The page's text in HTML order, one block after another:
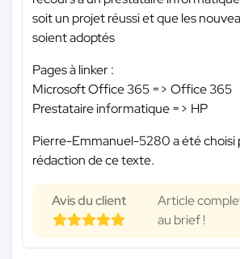
soit un projet réussi et que les
soient adoptés
Pages à linker :
Microsoft Office 365 => Office 365
Prestataire informatique => HP
Pierre-Emmanuel-5280 a été choisi
rédaction de ce texte.
Avis du client
Article
au brief !